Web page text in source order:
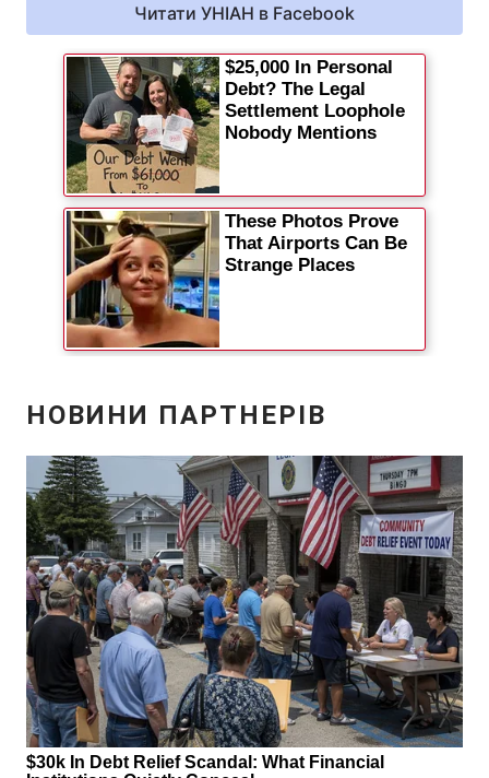
Вакансії
Контакти
ПОСЛУГИ
Реклама на сайті Фотобанк
Моніторинг Пресцентр
Читати УНІАН в Facebook